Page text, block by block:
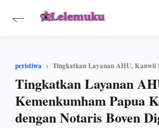
peristiwa
Tingkatkan Layanan
Kemenkumham Papua
dengan Notaris Boven